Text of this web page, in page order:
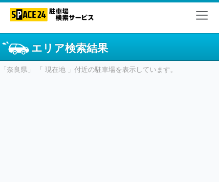
エリア検索結果
「奈良県」 「 現在地 」付近の駐車場を表示しています。